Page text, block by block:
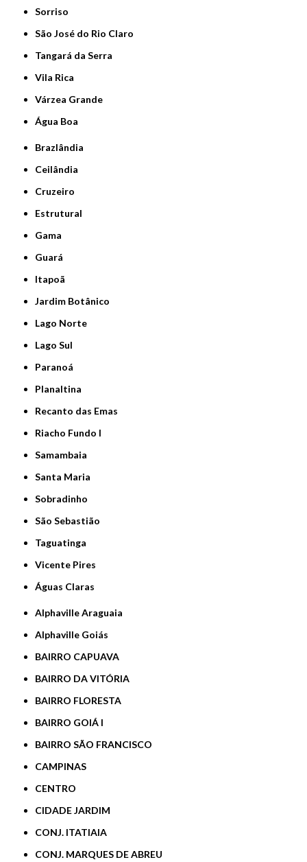
Sorriso
São José do Rio Claro
Tangará da Serra
Vila Rica
Várzea Grande
Água Boa
Brazlândia
Ceilândia
Cruzeiro
Estrutural
Gama
Guará
Itapoã
Jardim Botânico
Lago Norte
Lago Sul
Paranoá
Planaltina
Recanto das Emas
Riacho Fundo I
Samambaia
Santa Maria
Sobradinho
São Sebastião
Taguatinga
Vicente Pires
Águas Claras
Alphaville Araguaia
Alphaville Goiás
BAIRRO CAPUAVA
BAIRRO DA VITÓRIA
BAIRRO FLORESTA
BAIRRO GOIÁ I
BAIRRO SÃO FRANCISCO
CAMPINAS
CENTRO
CIDADE JARDIM
CONJ. ITATIAIA
CONJ. MARQUES DE ABREU